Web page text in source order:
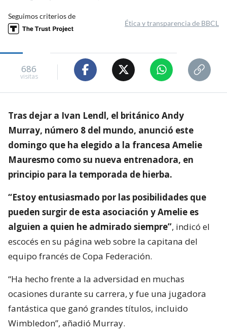
Seguimos criterios de
Ética y transparencia de BBCL
686
visitas
Tras dejar a Ivan Lendl, el británico Andy
Murray, número 8 del mundo, anunció este
domingo que ha elegido a la francesa Amelie
Mauresmo como su nueva entrenadora, en
principio para la temporada de hierba.
“Estoy entusiasmado por las posibilidades que
pueden surgir de esta asociación y Amelie es
alguien a quien he admirado siempre”, indicó el
escocés en su página web sobre la capitana del
equipo francés de Copa Federación.
“Ha hecho frente a la adversidad en muchas
ocasiones durante su carrera, y fue una jugadora
fantástica que ganó grandes títulos, incluido
Wimbledon”, añadió Murray.